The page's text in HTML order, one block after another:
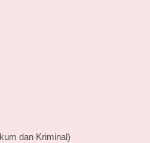
dan Kriminal)